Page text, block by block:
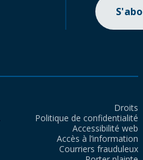
Droits
Politique de confidentialité
Accessibilité web
Accès à l’information
Courriers frauduleux